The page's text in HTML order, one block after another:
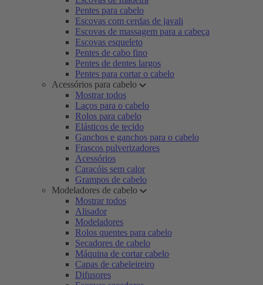
Pentes para cabelo
Escovas com cerdas de javali
Escovas de massagem para a cabeça
Escovas esqueleto
Pentes de cabo fino
Pentes de dentes largos
Pentes para cortar o cabelo
Acessórios para cabelo
Mostrar todos
Laços para o cabelo
Rolos para cabelo
Elásticos de tecido
Ganchos e ganchos para o cabelo
Frascos pulverizadores
Acessórios
Caracóis sem calor
Grampos de cabelo
Modeladores de cabelo
Mostrar todos
Alisador
Modeladores
Rolos quentes para cabelo
Secadores de cabelo
Máquina de cortar cabelo
Capas de cabeleireiro
Difusores